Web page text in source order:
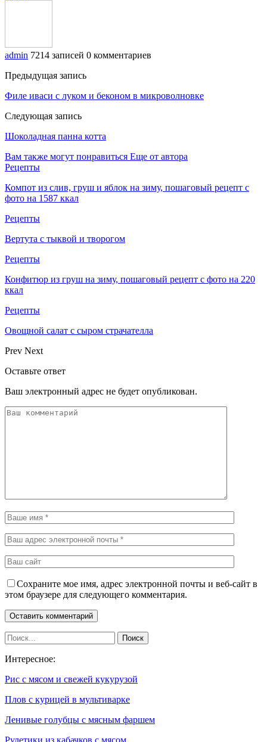
admin 7214 записей 0 комментариев
Предыдущая запись
Филе иваси с луком и беконом в микроволновке
Следующая запись
Шоколадная панна котта
Вам также могут понравиться Еще от автора
Рецепты
Компот из слив, груш и яблок на зиму, пошаговый рецепт с
фото на 1587 ккал
Рецепты
Вертута с тыквой и творогом
Рецепты
Конфитюр из груш на зиму, пошаговый рецепт с фото на 220
ккал
Рецепты
Овощной салат с сыром страчателла
Prev Next
Оставьте ответ
Ваш электронный адрес не будет опубликован.
Сохраните мое имя, адрес электронной почты и веб-сайт в
этом браузере для следующего комментария.
Интересное:
Рис с мясом и свежей кукурузой
Плов с курицей в мультиварке
Ленивые голубцы с мясным фаршем
Рулетики из кабачков с мясом